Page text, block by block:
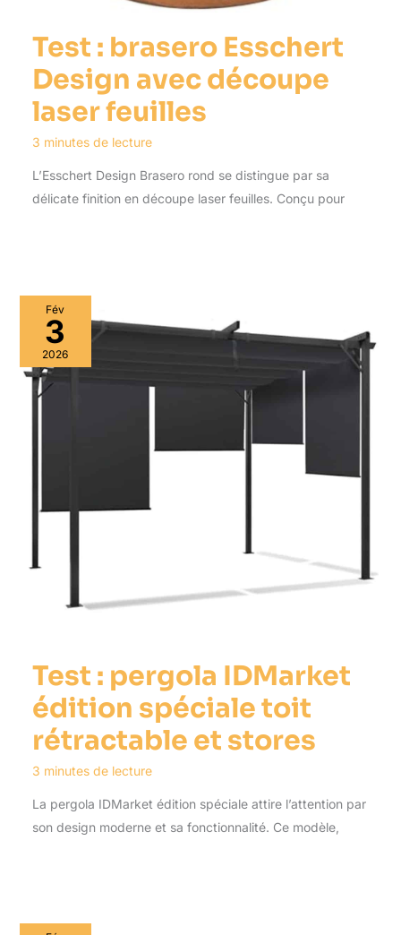
Test : brasero Esschert
Design avec découpe
laser feuilles
3 minutes de lecture
L’Esschert Design Brasero rond se distingue par sa
délicate finition en découpe laser feuilles. Conçu pour
Fév
3
2026
Test : pergola IDMarket
édition spéciale toit
rétractable et stores
3 minutes de lecture
La pergola IDMarket édition spéciale attire l’attention par
son design moderne et sa fonctionnalité. Ce modèle,